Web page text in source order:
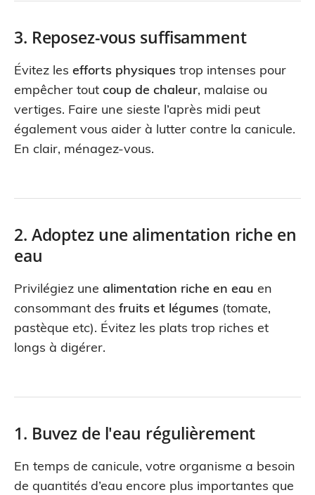
3. Reposez-vous suffisamment
Évitez les efforts physiques trop intenses pour
empêcher tout coup de chaleur, malaise ou
vertiges. Faire une sieste l’après midi peut
également vous aider à lutter contre la canicule.
En clair, ménagez-vous.
2. Adoptez une alimentation riche en
eau
Privilégiez une alimentation riche en eau en
consommant des fruits et légumes (tomate,
pastèque etc). Évitez les plats trop riches et
longs à digérer.
1. Buvez de l'eau régulièrement
En temps de canicule, votre organisme a besoin
de quantités d’eau encore plus importantes que